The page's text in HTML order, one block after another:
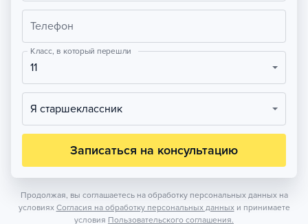
Телефон
Класс, в который перешли
11
Я старшеклассник
Записаться на консультацию
Продолжая, вы соглашаетесь на обработку персональных данных на
условиях Согласия на обработку персональных данных и принимаете
условия Пользовательского соглашения.